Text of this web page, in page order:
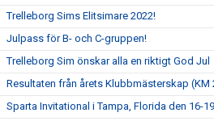
Trelleborg Sims Elitsimare 2022!
Julpass för B- och C-gruppen!
Trelleborg Sim önskar alla en riktigt God Jul
Resultaten från årets Klubbmästerskap (KM
Sparta Invitational i Tampa, Florida den 16-